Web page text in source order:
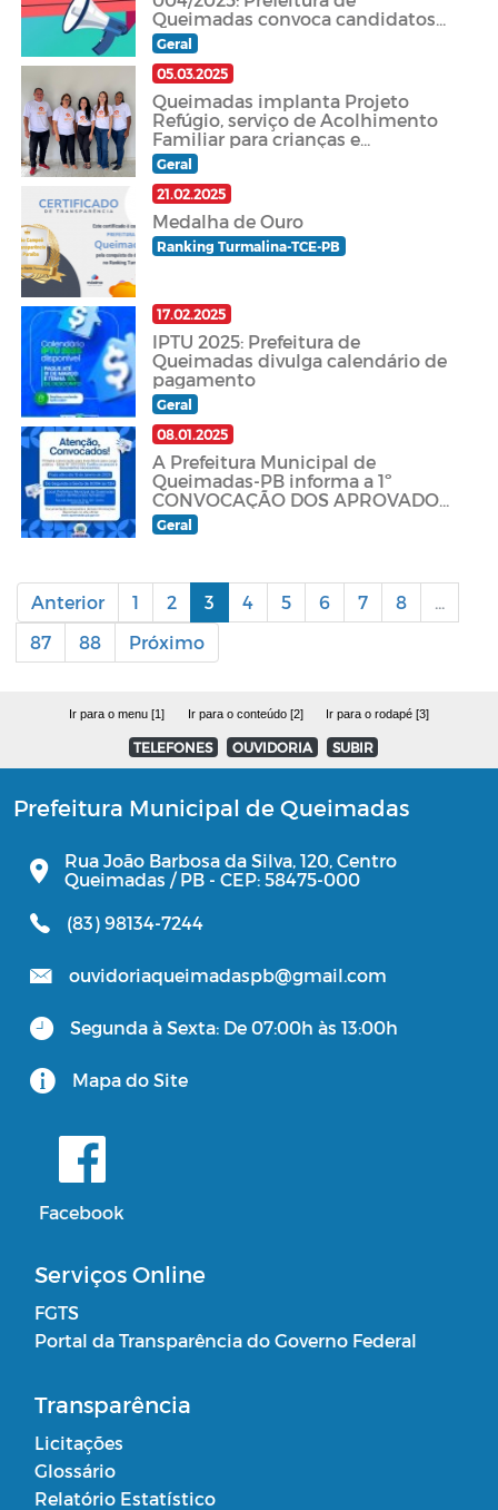
Queimadas convoca candidatos
aprovados no concurso público
001/2024
Geral
05.03.2025
Queimadas implanta Projeto
Refúgio, serviço de Acolhimento
Familiar para crianças e
adolescentes
Geral
21.02.2025
Medalha de Ouro
Ranking Turmalina-TCE-PB
17.02.2025
IPTU 2025: Prefeitura de
Queimadas divulga calendário de
pagamento
Geral
08.01.2025
A Prefeitura Municipal de
Queimadas-PB informa a 1º
CONVOCAÇÃO DOS APROVADOS
no Concurso Público, de acordo
com o Edital de Convocação nº
Geral
Anterior 1 2 3 4 5 6 7 8
87
88 Próximo
Ir para o menu [1] Ir para o conteúdo [2] Ir para o rodapé [3]
TELEFONES OUVIDORIA SUBIR
Prefeitura Municipal de Queimadas
Rua João Barbosa da Silva, 120, Centro
Queimadas / PB - CEP: 58475-000
(83) 98134-7244
ouvidoriaqueimadaspb@gmail.com
Segunda à Sexta: De 07:00h às 13:00h
Mapa do Site
Facebook
Serviços Online
FGTS
Portal da Transparência do Governo Federal
Transparência
Licitações
Glossário
Relatório Estatístico